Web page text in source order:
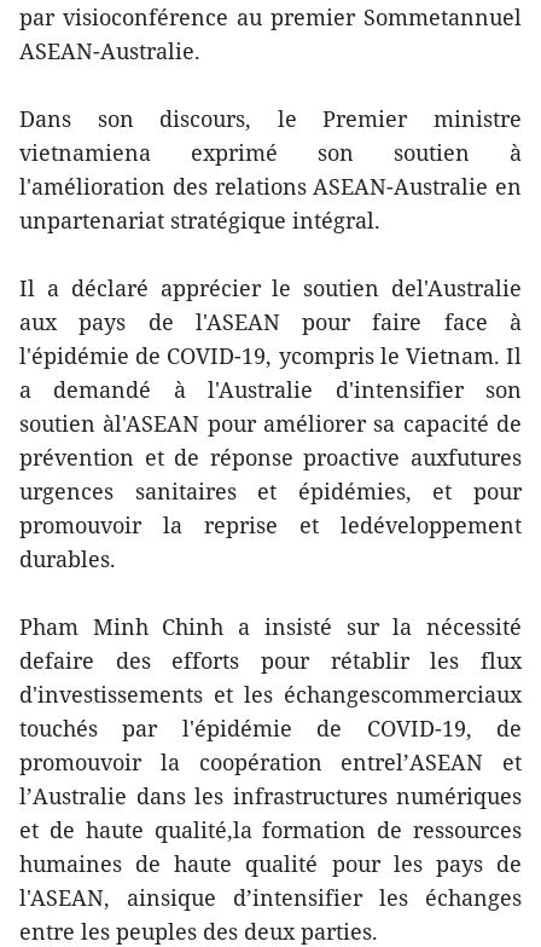
par visioconférence au premier Sommetannuel
ASEAN-Australie.
Dans son discours, le Premier ministre
vietnamiena exprimé son soutien à
l'amélioration des relations ASEAN-Australie en
unpartenariat stratégique intégral.
Il a déclaré apprécier le soutien del'Australie
aux pays de l'ASEAN pour faire face à
l'épidémie de COVID-19, ycompris le Vietnam. Il
a demandé à l'Australie d'intensifier son
soutien àl'ASEAN pour améliorer sa capacité de
prévention et de réponse proactive auxfutures
urgences sanitaires et épidémies, et pour
promouvoir la reprise et ledéveloppement
durables.
Pham Minh Chinh a insisté sur la nécessité
defaire des efforts pour rétablir les flux
d'investissements et les échangescommerciaux
touchés par l'épidémie de COVID-19, de
promouvoir la coopération entrel’ASEAN et
l’Australie dans les infrastructures numériques
et de haute qualité,la formation de ressources
humaines de haute qualité pour les pays de
l'ASEAN, ainsique d’intensifier les échanges
entre les peuples des deux parties.